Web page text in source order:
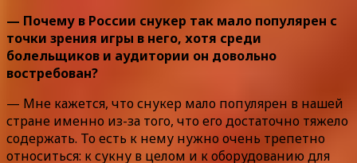
— Почему в России снукер так мало популярен с
точки зрения игры в него, хотя среди
болельщиков и аудитории он довольно
востребован?
— Мне кажется, что снукер мало популярен в нашей
стране именно из-за того, что его достаточно тяжело
содержать. То есть к нему нужно очень трепетно
относиться: к сукну в целом и к оборудованию для